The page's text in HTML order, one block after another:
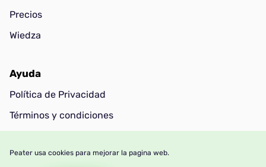
Precios
Wiedza
Ayuda
Política de Privacidad
Términos y condiciones
FAQ
Peater usa cookies para mejorar la pagina web.